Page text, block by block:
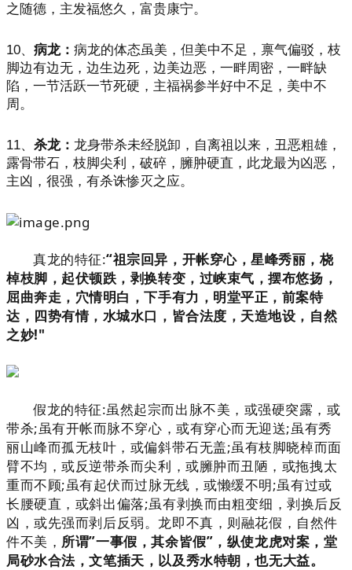
之随德，主发福悠久，富贵康宁。
10、 病龙： 病龙的体态虽美，但美中不足，禀气偏驳，枝
脚边有边无，边生边死，边美边恶，一畔周密，一畔缺
陷，一节活跃一节死硬，主福祸参半好中不足，美中不
周。
11、 杀龙： 龙身带杀未经脱卸，自离祖以来，丑恶粗雄，
露骨带石，枝脚尖利，破碎，臃肿硬直，此龙最为凶恶，
主凶，很强，有杀诛惨灭之应。
真龙的特征:“祖宗回异，开帐穿心，星峰秀丽，桡
棹枝脚，起伏顿跌，剥换转变，过峡束气，摆布悠扬，
屈曲奔走，穴情明白，下手有力，明堂平正，前案特
达，四势有情，水城水口，皆合法度，天造地设，自然
之妙!"
假龙的特征:虽然起宗而出脉不美，或强硬突露，或
带杀;虽有开帐而脉不穿心，或有穿心而无迎送;虽有秀
丽山峰而孤无枝叶，或偏斜带石无盖;虽有枝脚晓棹而面
臂不均，或反逆带杀而尖利，或臃肿而丑陋，或拖拽太
重而不顾;虽有起伏而过脉无线，或懒缓不明;虽有过或
长腰硬直，或斜出偏落;虽有剥换而由粗变细，剥换后反
凶，或先强而剥后反弱。龙即不真，则融花假，自然件
件不美， 所谓”一事假，其余皆假”，纵使龙虎对案，堂
局砂水合法，文笔插天，以及秀水特朝，也无大益。